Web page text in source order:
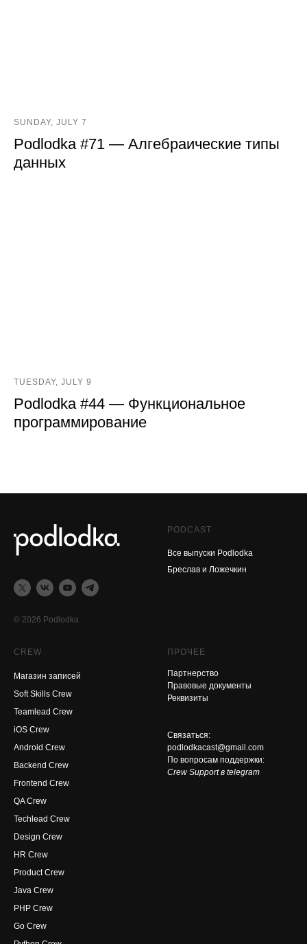
SUNDAY, JULY 7
Podlodka #71 — Алгебраические типы
данных
TUESDAY, JULY 9
Podlodka #44 — Функциональное
программирование
© 2026 Podlodka
PODCAST
Все выпуски Podlodka
Бреслав и Ложечкин
CREW
Магазин записей
Soft Skills Crew
Teamlead Crew
iOS Crew
Android Crew
Backend Crew
Frontend Crew
QA Crew
Techlead Crew
Design Crew
HR Crew
Product Crew
Java Crew
PHP Crew
Go Crew
ПРОЧЕЕ
Партнерство
Правовые документы
Реквизиты
Связаться:
podlodkacast@gmail.com
По вопросам поддержки:
Crew Support в telegram